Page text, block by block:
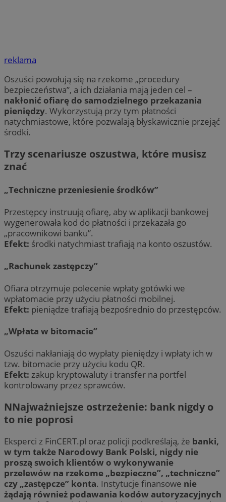
reklama
Oszuści powołują się na rzekome „procedury
bezpieczeństwa”, a ich działania mają jeden cel –
nakłonić ofiarę do samodzielnego przekazania
pieniędzy. Wykorzystują przy tym płatności
natychmiastowe, które pozwalają błyskawicznie przejąć
środki.
Trzy scenariusze oszustwa, które musisz
znać
„Techniczne przeniesienie środków”
Przestępcy instruują ofiarę, aby w aplikacji bankowej
wygenerowała kod do płatności i przekazała go
„pracownikowi banku”.
Efekt: środki natychmiast trafiają na konto oszustów.
„Rachunek zastępczy”
Ofiara otrzymuje polecenie wpłaty gotówki we
wpłatomacie przy użyciu płatności mobilnej.
Efekt: pieniądze trafiają bezpośrednio do przestępców.
„Wpłata w bitomacie”
Oszuści nakłaniają do wypłaty pieniędzy i wpłaty ich w
tzw. bitomacie przy użyciu kodu QR.
Efekt: zakup kryptowaluty i transfer na portfel
kontrolowany przez sprawców.
NNajważniejsze ostrzeżenie: bank nigdy o
to nie poprosi
Eksperci z FinCERT.pl oraz policji podkreślają, że banki,
w tym także Narodowy Bank Polski, nigdy nie
proszą swoich klientów o wykonywanie
przelewów na rzekome „bezpieczne”, „techniczne”
czy „zastępcze” konta. Instytucje finansowe nie
żądają również podawania kodów autoryzacyjnych